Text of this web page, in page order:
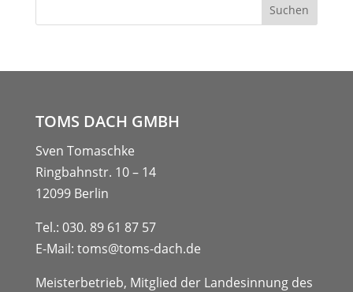
TOMS DACH GMBH
Sven Tomaschke
Ringbahnstr. 10 – 14
12099 Berlin
Tel.: 030. 89 61 87 57
E-Mail: toms@toms-dach.de
Meisterbetrieb, Mitglied der Landesinnung des